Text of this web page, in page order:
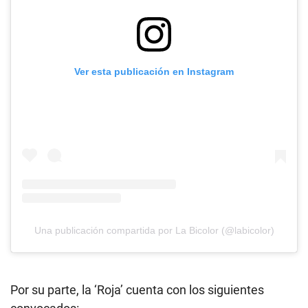
Ver esta publicación en Instagram
Una publicación compartida por La Bicolor (@labicolor)
Por su parte, la ‘Roja’ cuenta con los siguientes